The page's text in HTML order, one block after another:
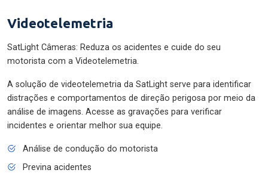
Videotelemetria
SatLight Câmeras: Reduza os acidentes e cuide do seu
motorista com a Videotelemetria.
A solução de videotelemetria da SatLight serve para identificar
distrações e comportamentos de direção perigosa por meio da
análise de imagens. Acesse as gravações para verificar
incidentes e orientar melhor sua equipe.
Análise de condução do motorista
Previna acidentes